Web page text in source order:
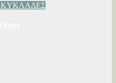
ΚΥΚΛΑΔΕΣ